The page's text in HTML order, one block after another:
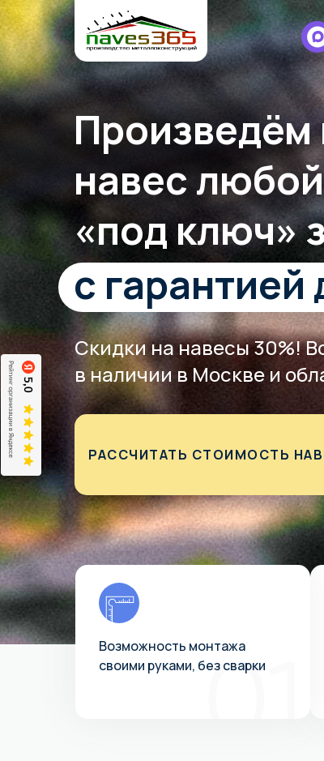
Скидки на навесы 30%!
в наличии в Москве и
РАССЧИТАТЬ СТОИМОСТЬ
Произведём
навес
«под ключ»
Возможность монтажа
своими руками, без сварки
с гарантией